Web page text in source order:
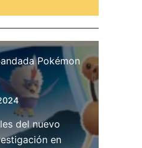
Pokémon
del nuevo
en